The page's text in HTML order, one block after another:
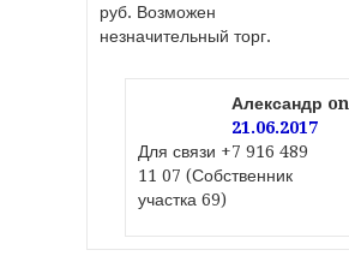
руб. Возможен
незначительный торг.
Александр on
21.06.2017
Для связи +7 916 489
11 07 (Собственник
участка 69)